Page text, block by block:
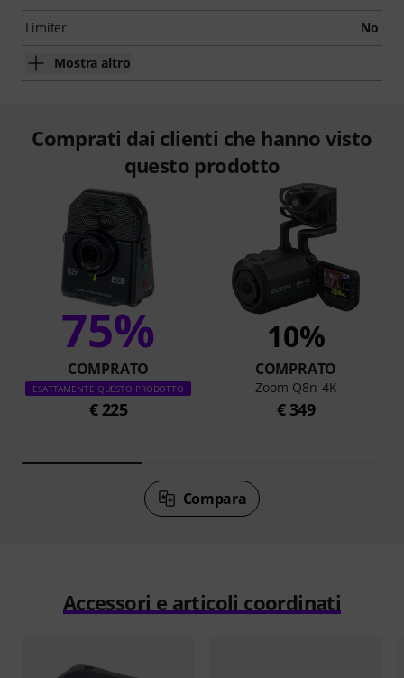
Limiter No
Mostra altro
Comprati dai clienti che hanno visto
questo prodotto
75%
COMPRATO
ESATTAMENTE QUESTO PRODOTTO
€ 225
10%
COMPRATO
Zoom Q8n-4K
€ 349
Compara
Accessori e articoli coordinati